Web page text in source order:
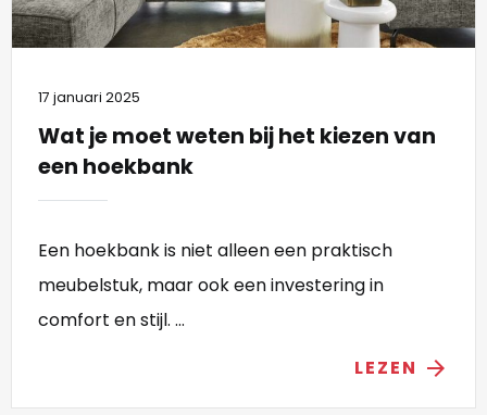
17 januari 2025
Wat je moet weten bij het kiezen van
een hoekbank
Een hoekbank is niet alleen een praktisch
meubelstuk, maar ook een investering in
comfort en stijl. ...
LEZEN arrow_forward